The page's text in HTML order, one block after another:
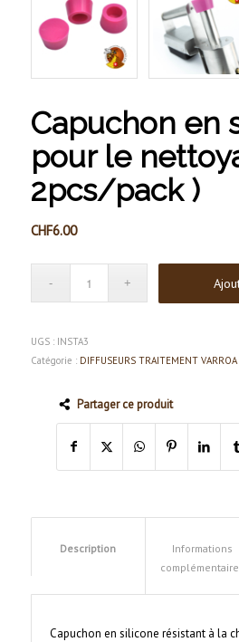
Capuchon en
pour le
2pcs/pack )
CHF6.00
UGS : INSTA3
Catégorie : DIFFUSEURS TRAITEMENT VARROA
Partager ce produit
Description
Informations
Capuchon en silicone résistant à la